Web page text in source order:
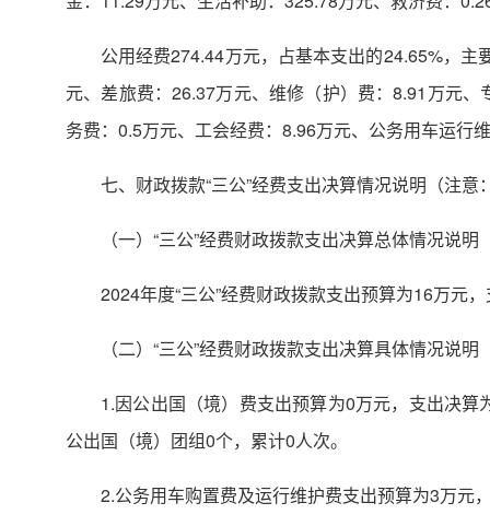
公用经费274.44万元，占基本支出的24.65%，
元、差旅费：26.37万元、维修（护）费：8.91万元
务费：0.5万元、工会经费：8.96万元、公务用车运行
七、财政拨款“三公”经费支出决算情况说明（注
（一）“三公”经费财政拨款支出决算总体情况说明
2024年度“三公”经费财政拨款支出预算为16万元
（二）“三公”经费财政拨款支出决算具体情况说明
1.因公出国（境）费支出预算为0万元，支出决
公出国（境）团组0个，累计0人次。
2.公务用车购置费及运行维护费支出预算为3万元